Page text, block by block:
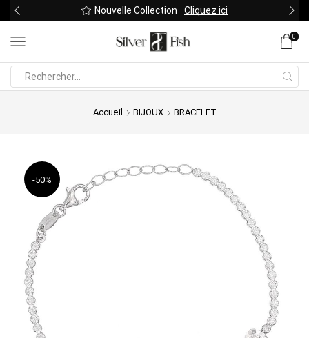
Nouvelle Collection Cliquez ici
0
Accueil BIJOUX BRACELET
-50%